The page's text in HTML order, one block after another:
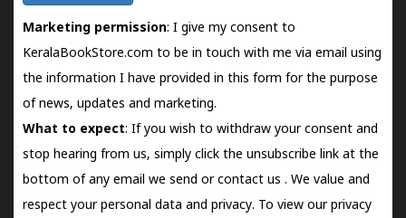
Marketing permission: I give my consent to
KeralaBookStore.com to be in touch with me via email using
the information I have provided in this form for the purpose
of news, updates and marketing.
What to expect: If you wish to withdraw your consent and
stop hearing from us, simply click the unsubscribe link at the
bottom of any email we send orcontact us . We value and
respect your personal data and privacy. To view our privacy